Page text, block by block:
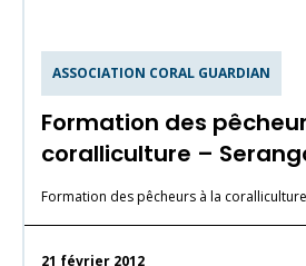
ASSOCIATION CORAL GUARDIAN
Formation des
coralliculture –
Formation des pêcheurs à la coralliculture
21 février 2012